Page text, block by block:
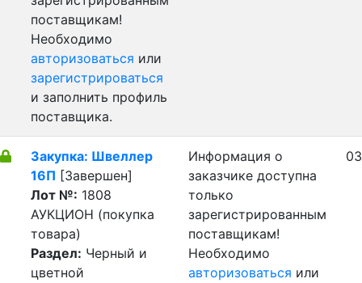
поставщикам!
Необходимо
авторизоваться или
зарегистрироваться
и заполнить профиль
поставщика.
Закупка: Швеллер
16П [Завершен]
Лот №: 1808
АУКЦИОН (покупка
товара)
Раздел: Черный и
цветной
Информация о
заказчике доступна
только
зарегистрированным
поставщикам!
Необходимо
авторизоваться или